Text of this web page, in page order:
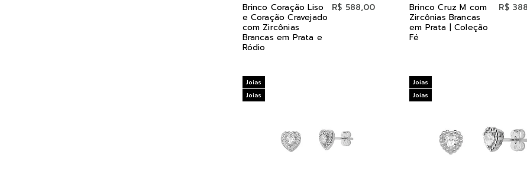
Brinco Coração Liso
e Coração Cravejado
com Zircônias
Brancas em Prata e
Ródio
R$ 588,00
Brinco Cruz M com
Zircônias Brancas
em Prata | Coleção
Fé
R$
Joias
Joias
Joias
Joias